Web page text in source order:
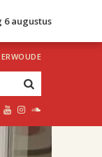
6 augustus
van 2